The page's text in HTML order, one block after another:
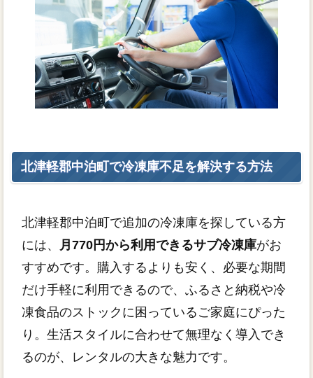
北津軽郡中泊町で冷凍庫不足を解決する方法
北津軽郡中泊町で追加の冷凍庫を探している方
には、
月770円から利用できるサブ冷凍庫がお
すすめです。購入するよりも安く、必要な期間
だけ手軽に利用できるので、ふるさと納税や冷
凍食品のストックに困っているご家庭にぴった
り。生活スタイルに合わせて無理なく導入でき
るのが、レンタルの大きな魅力です。